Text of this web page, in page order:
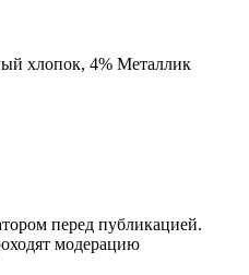
хлопок, 4% Металлик
перед публикацией.
модерацию